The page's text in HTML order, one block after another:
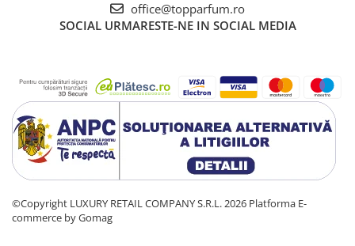
office@topparfum.ro
SOCIAL URMARESTE-NE IN SOCIAL MEDIA
©Copyright LUXURY RETAIL COMPANY S.R.L. 2026 Platforma E-
commerce by Gomag